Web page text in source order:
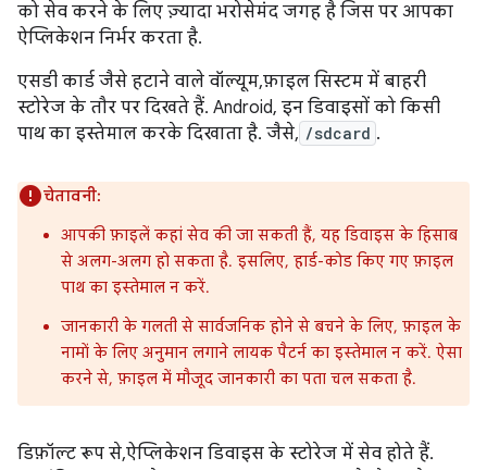
को सेव करने के लिए ज़्यादा भरोसेमंद जगह है जिस पर आपका
ऐप्लिकेशन निर्भर करता है.
एसडी कार्ड जैसे हटाने वाले वॉल्यूम, फ़ाइल सिस्टम में बाहरी
स्टोरेज के तौर पर दिखते हैं. Android, इन डिवाइसों को किसी
पाथ का इस्तेमाल करके दिखाता है. जैसे, /sdcard .
चेतावनी:
आपकी फ़ाइलें कहां सेव की जा सकती हैं, यह डिवाइस के हिसाब
से अलग-अलग हो सकता है. इसलिए, हार्ड-कोड किए गए फ़ाइल
पाथ का इस्तेमाल न करें.
जानकारी के गलती से सार्वजनिक होने से बचने के लिए, फ़ाइल के
नामों के लिए अनुमान लगाने लायक पैटर्न का इस्तेमाल न करें. ऐसा
करने से, फ़ाइल में मौजूद जानकारी का पता चल सकता है.
डिफ़ॉल्ट रूप से, ऐप्लिकेशन डिवाइस के स्टोरेज में सेव होते हैं.